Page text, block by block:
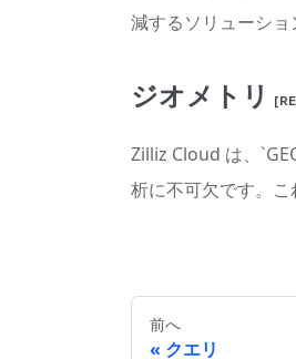
減するソリューショ
ジオメトリ
Zilliz Cloud は、
析に不可欠です。
前へ
クエリ